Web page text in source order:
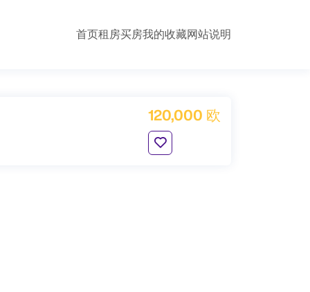
首页租房买房我的收藏网站说明
120,000 欧